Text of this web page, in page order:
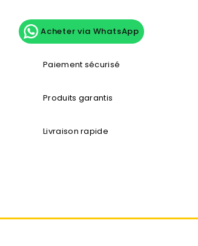
Acheter via WhatsApp
Paiement sécurisé
Produits garantis
Livraison rapide